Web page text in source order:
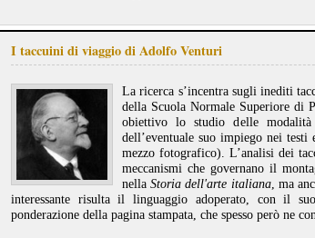
I taccuini di viaggio di Adolfo Venturi
La ricerca s’incentra sugli inediti
della Scuola Normale Superiore di
obiettivo lo studio delle modalità
dell’eventuale suo impiego nei
mezzo fotografico). L’analisi dei
meccanismi che governano il
nellaStoria dell'arte italiana, ma
interessante risulta il linguaggio adoperato, con il
ponderazione della pagina stampata, che spesso però ne